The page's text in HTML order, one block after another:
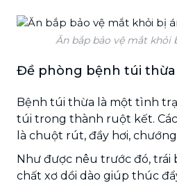
Ăn bắp bảo vệ mắt khỏi
Đề phòng bệnh túi thừa
Bệnh túi thừa là một tình
túi trong thành ruột kết.
là chuột rút, đầy hơi, chướng
Như được nêu trước đó, trái
chất xơ dồi dào giúp thúc